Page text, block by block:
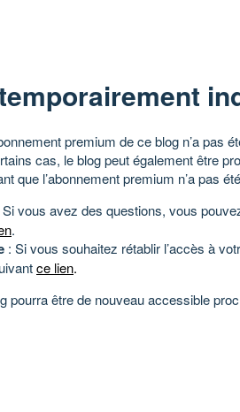
premium de ce blog n’a pas
cas, le blog peut également être
que l’abonnement premium n’a pas
Si vous avez des questions, vous
.
: Si vous souhaitez rétablir l’accès à
ce lien.
pourra être de nouveau accessible